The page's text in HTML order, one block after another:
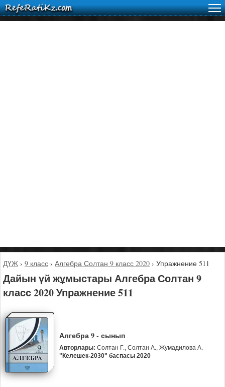
ДҮЖ › 9 класс › Алгебра Солтан 9 класс 2020 › Упражнение 511
Дайын үй жұмыстары Алгебра Солтан 9
класс 2020 Упражнение 511
Алгебра 9 - сынып
Авторлары: Солтан Г., Солтан А., Жумадилова А.
"Келешек-2030" баспасы 2020